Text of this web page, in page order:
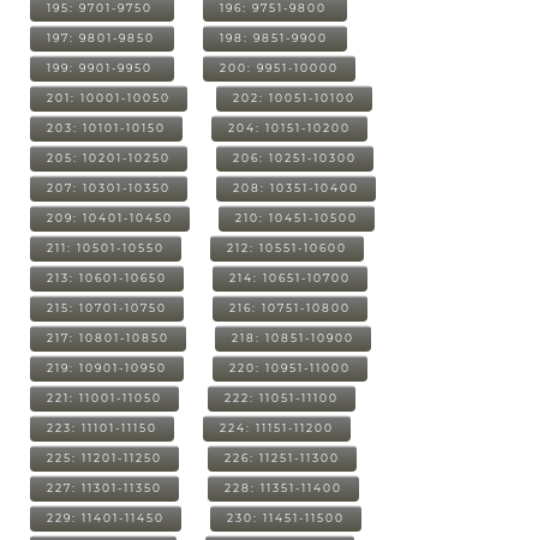
195: 9701-9750 196: 9751-9800
197: 9801-9850 198: 9851-9900
199: 9901-9950 200: 9951-10000
201: 10001-10050 202: 10051-10100
203: 10101-10150 204: 10151-10200
205: 10201-10250 206: 10251-10300
207: 10301-10350 208: 10351-10400
209: 10401-10450 210: 10451-10500
211: 10501-10550 212: 10551-10600
213: 10601-10650 214: 10651-10700
215: 10701-10750 216: 10751-10800
217: 10801-10850 218: 10851-10900
219: 10901-10950 220: 10951-11000
221: 11001-11050 222: 11051-11100
223: 11101-11150 224: 11151-11200
225: 11201-11250 226: 11251-11300
227: 11301-11350 228: 11351-11400
229: 11401-11450 230: 11451-11500